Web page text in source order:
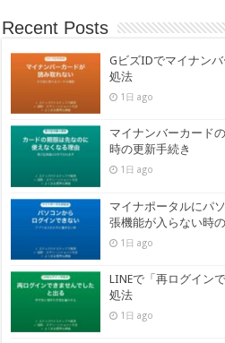
Recent Posts
GビズIDでマイナン
処法
1日 ago
マイナンバーカード
時の更新手続き
1日 ago
マイナポータルにパ
張機能が入らない時
1日 ago
LINEで「再ログイン
処法
1日 ago